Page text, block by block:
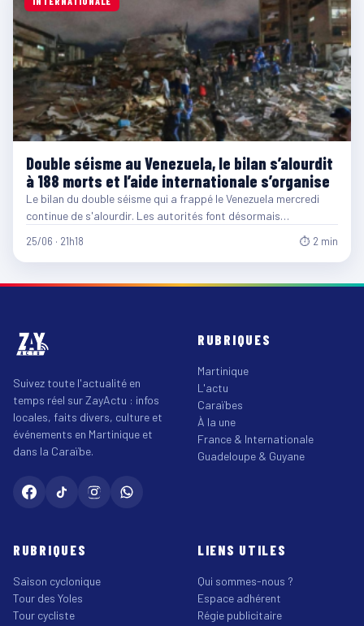
Double séisme au Venezuela, le bilan s’alourdit
à 188 morts et l’aide internationale s’organise
Le bilan du double séisme qui a frappé le Venezuela mercredi
continue de s'alourdir. Les autorités font désormais…
25/06 · 21h18 ⏱ 2 min
Suivez toute l'actualité en
temps réel sur ZayActu : infos
locales, faits divers, culture et
événements en Martinique et
dans la Caraïbe.
RUBRIQUES
Martinique
L'actu
Caraïbes
À la une
France & Internationale
Guadeloupe & Guyane
RUBRIQUES
Saison cyclonique
Tour des Yoles
Tour cycliste
LIENS UTILES
Qui sommes-nous ?
Espace adhérent
Régie publicitaire